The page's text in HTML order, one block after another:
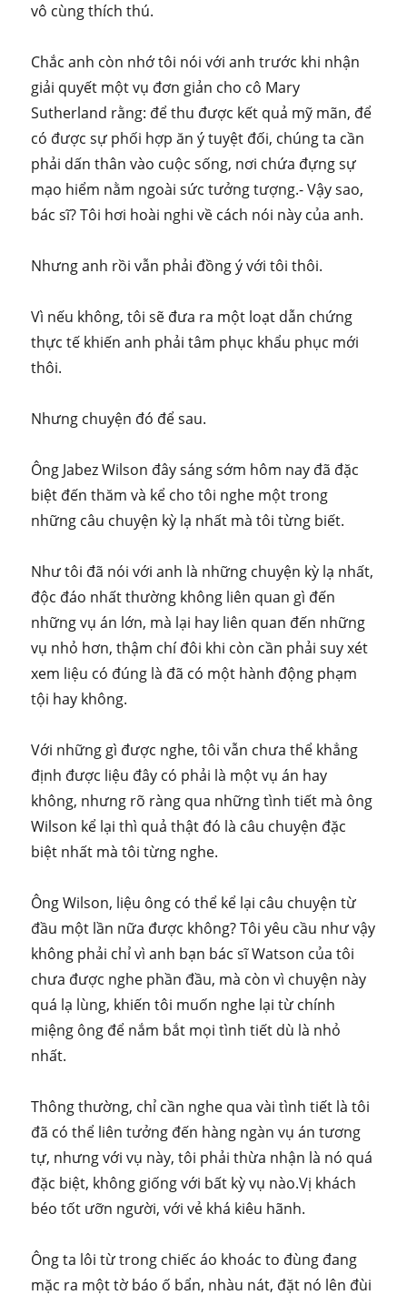
vô cùng thích thú.
Chắc anh còn nhớ tôi nói với anh trước khi nhận
giải quyết một vụ đơn giản cho cô Mary
Sutherland rằng: để thu được kết quả mỹ mãn, để
có được sự phối hợp ăn ý tuyệt đối, chúng ta cần
phải dấn thân vào cuộc sống, nơi chứa đựng sự
mạo hiểm nằm ngoài sức tưởng tượng.- Vậy sao,
bác sĩ? Tôi hơi hoài nghi về cách nói này của anh.
Nhưng anh rồi vẫn phải đồng ý với tôi thôi.
Vì nếu không, tôi sẽ đưa ra một loạt dẫn chứng
thực tế khiến anh phải tâm phục khẩu phục mới
thôi.
Nhưng chuyện đó để sau.
Ông Jabez Wilson đây sáng sớm hôm nay đã đặc
biệt đến thăm và kể cho tôi nghe một trong
những câu chuyện kỳ lạ nhất mà tôi từng biết.
Như tôi đã nói với anh là những chuyện kỳ lạ nhất,
độc đáo nhất thường không liên quan gì đến
những vụ án lớn, mà lại hay liên quan đến những
vụ nhỏ hơn, thậm chí đôi khi còn cần phải suy xét
xem liệu có đúng là đã có một hành động phạm
tội hay không.
Với những gì được nghe, tôi vẫn chưa thể khẳng
định được liệu đây có phải là một vụ án hay
không, nhưng rõ ràng qua những tình tiết mà ông
Wilson kể lại thì quả thật đó là câu chuyện đặc
biệt nhất mà tôi từng nghe.
Ông Wilson, liệu ông có thể kể lại câu chuyện từ
đầu một lần nữa được không? Tôi yêu cầu như vậy
không phải chỉ vì anh bạn bác sĩ Watson của tôi
chưa được nghe phần đầu, mà còn vì chuyện này
quá lạ lùng, khiến tôi muốn nghe lại từ chính
miệng ông để nắm bắt mọi tình tiết dù là nhỏ
nhất.
Thông thường, chỉ cần nghe qua vài tình tiết là tôi
đã có thể liên tưởng đến hàng ngàn vụ án tương
tự, nhưng với vụ này, tôi phải thừa nhận là nó quá
đặc biệt, không giống với bất kỳ vụ nào.Vị khách
béo tốt ưỡn người, với vẻ khá kiêu hãnh.
Ông ta lôi từ trong chiếc áo khoác to đùng đang
mặc ra một tờ báo ố bẩn, nhàu nát, đặt nó lên đùi